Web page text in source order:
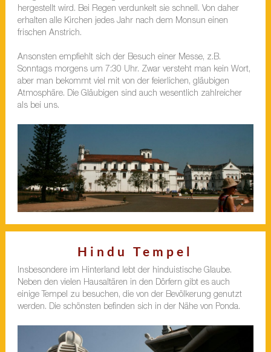
hergestellt wird. Bei Regen verdunkelt sie schnell. Von daher
erhalten alle Kirchen jedes Jahr nach dem Monsun einen
frischen Anstrich.
Ansonsten empfiehlt sich der Besuch einer Messe, z.B.
Sonntags morgens um 7:30 Uhr. Zwar versteht man kein Wort,
aber man bekommt viel mit von der feierlichen, gläubigen
Atmosphäre. Die Gläubigen sind auch wesentlich zahlreicher
als bei uns.
Hindu Tempel
Insbesondere im Hinterland lebt der hinduistische Glaube.
Neben den vielen Hausaltären in den Dörfern gibt es auch
einige Tempel zu besuchen, die von der Bevölkerung genutzt
werden. Die schönsten befinden sich in der Nähe von Ponda.